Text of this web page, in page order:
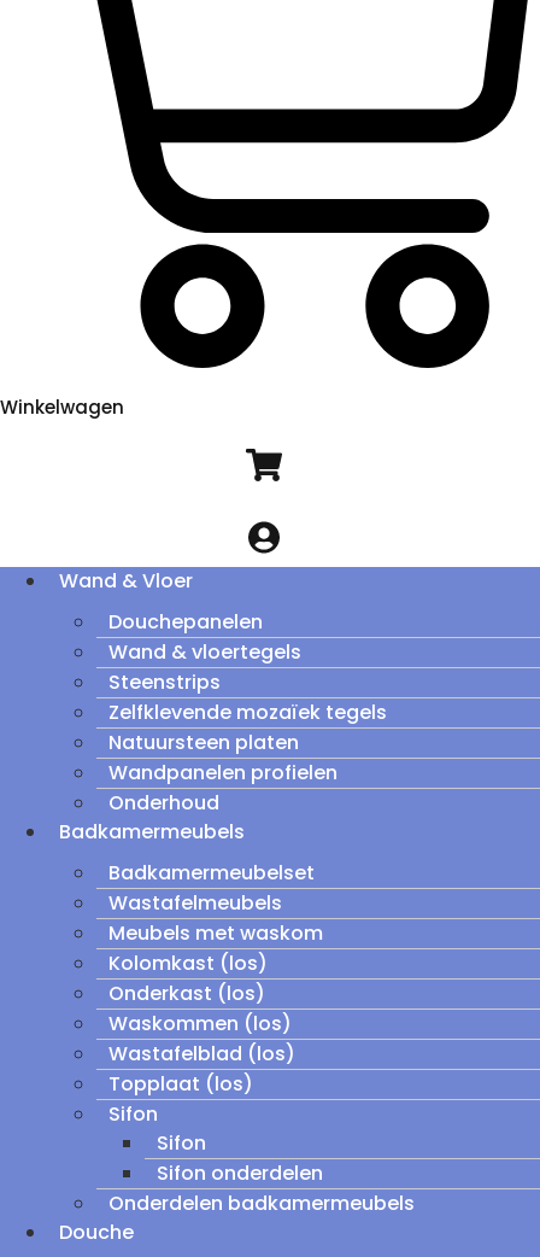
Winkelwagen
Wand & Vloer
Douchepanelen
Wand & vloertegels
Steenstrips
Zelfklevende mozaïek tegels
Natuursteen platen
Wandpanelen profielen
Onderhoud
Badkamermeubels
Badkamermeubelset
Wastafelmeubels
Meubels met waskom
Kolomkast (los)
Onderkast (los)
Waskommen (los)
Wastafelblad (los)
Topplaat (los)
Sifon
Sifon
Sifon onderdelen
Onderdelen badkamermeubels
Douche